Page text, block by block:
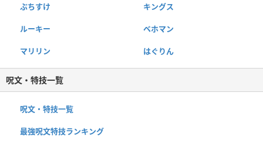
ぶちすけ キングス
ルーキー ベホマン
マリリン はぐりん
呪文・特技一覧
呪文・特技一覧
最強呪文特技ランキング